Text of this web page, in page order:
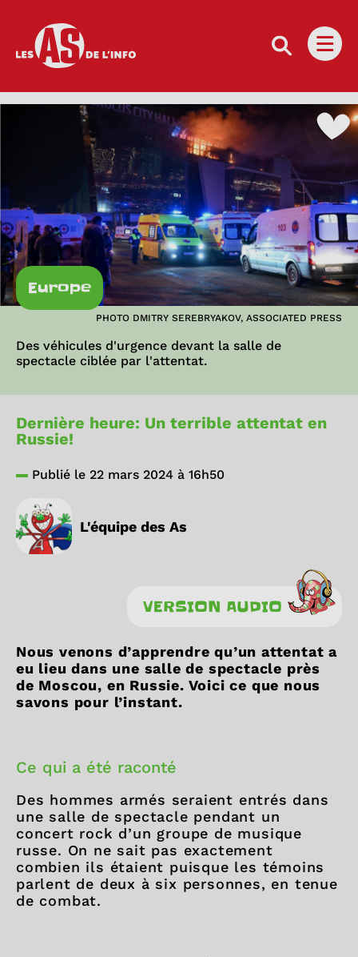
Les as de l'info
Europe
PHOTO DMITRY SEREBRYAKOV, ASSOCIATED PRESS
Des véhicules d'urgence devant la salle de
spectacle ciblée par l'attentat.
Dernière heure: Un terrible attentat en
Russie!
Publié le 22 mars 2024 à 16h50
L'équipe des As
VERSION AUDIO
Nous venons d’apprendre qu’un attentat a
eu lieu dans une salle de spectacle près
de Moscou, en Russie. Voici ce que nous
savons pour l’instant.
Ce qui a été raconté
Des hommes armés seraient entrés dans
une salle de spectacle pendant un
concert rock d’un groupe de musique
russe. On ne sait pas exactement
combien ils étaient puisque les témoins
parlent de deux à six personnes, en tenue
de combat.